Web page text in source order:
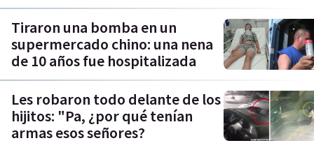
Tiraron una bomba en un
supermercado chino: una nena
de 10 años fue hospitalizada
Les robaron todo delante de los
hijitos: "Pa, ¿por qué tenían
armas esos señores?